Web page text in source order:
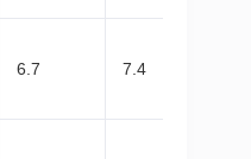
6.7 7.4